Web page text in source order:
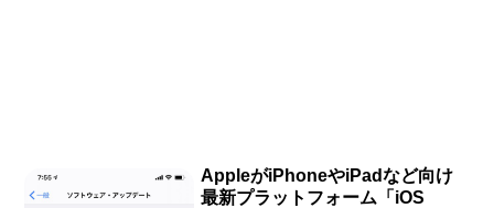
AppleがiPhoneやiPadなど向け
最新プラットフォーム「iOS